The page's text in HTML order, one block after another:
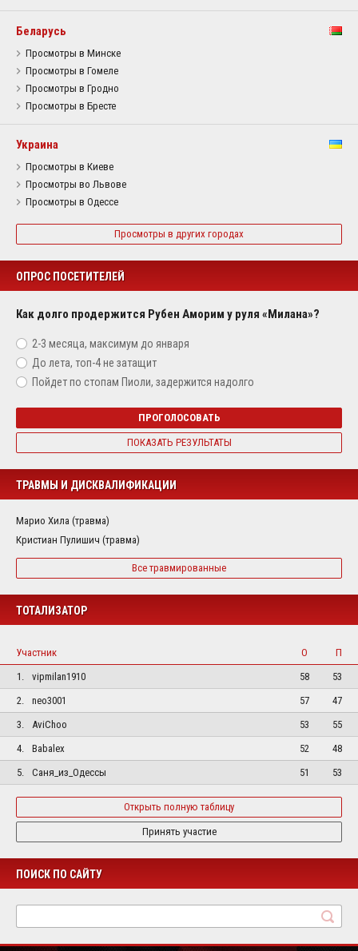
Беларусь
Просмотры в Минске
Просмотры в Гомеле
Просмотры в Гродно
Просмотры в Бресте
Украина
Просмотры в Киеве
Просмотры во Львове
Просмотры в Одессе
Просмотры в других городах
ОПРОС ПОСЕТИТЕЛЕЙ
Как долго продержится Рубен Аморим у руля «Милана»?
2-3 месяца, максимум до января
До лета, топ-4 не затащит
Пойдет по стопам Пиоли, задержится надолго
ПРОГОЛОСОВАТЬ
ПОКАЗАТЬ РЕЗУЛЬТАТЫ
ТРАВМЫ И ДИСКВАЛИФИКАЦИИ
Марио Хила (травма)
Кристиан Пулишич (травма)
Все травмированные
ТОТАЛИЗАТОР
Участник О
П
1.
vipmilan1910 58
53
2.
neo3001 57
47
3.
AviChoo 53
55
4.
Babalex 52
48
5.
Саня_из_Одессы 51 53
Открыть полную таблицу
Принять участие
ПОИСК ПО САЙТУ